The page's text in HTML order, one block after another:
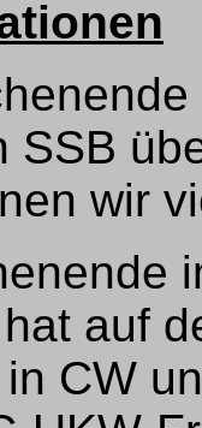
SSB
wir
auf
CW